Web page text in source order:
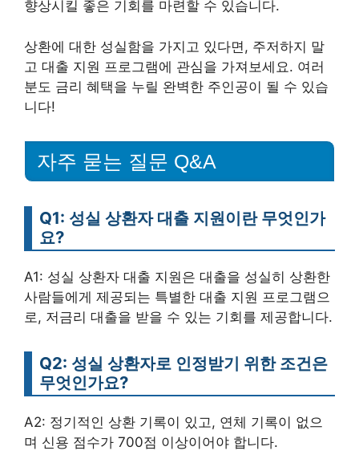
향상시킬 좋은 기회를 마련할 수 있습니다.
상환에 대한 성실함을 가지고 있다면, 주저하지 말
고 대출 지원 프로그램에 관심을 가져보세요. 여러
분도 금리 혜택을 누릴 완벽한 주인공이 될 수 있습
니다!
자주 묻는 질문 Q&A
Q1: 성실 상환자 대출 지원이란 무엇인가
요?
A1: 성실 상환자 대출 지원은 대출을 성실히 상환한
사람들에게 제공되는 특별한 대출 지원 프로그램으
로, 저금리 대출을 받을 수 있는 기회를 제공합니다.
Q2: 성실 상환자로 인정받기 위한 조건은
무엇인가요?
A2: 정기적인 상환 기록이 있고, 연체 기록이 없으
며 신용 점수가 700점 이상이어야 합니다.